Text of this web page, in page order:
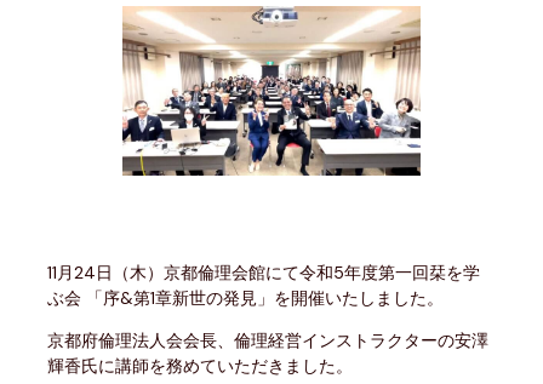
11月24日（木）京都倫理会館にて令和5年度第一回栞を学
ぶ会 「序&第1章新世の発見」を開催いたしました。
京都府倫理法人会会長、倫理経営インストラクターの安澤
輝香氏に講師を務めていただきました。